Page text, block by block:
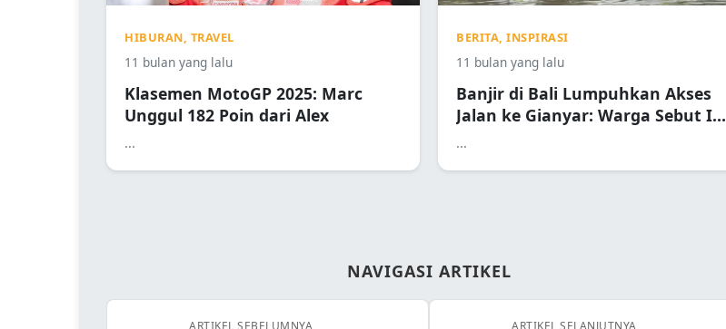
HIBURAN, TRAVEL
11 bulan yang lalu
Klasemen MotoGP 2025: Marc
Unggul 182 Poin dari Alex
...
BERITA, INSPIRASI
11 bulan yang lalu
Banjir di Bali Lumpuhkan Akses
Jalan ke Gianyar: Warga Sebut Ini
...
NAVIGASI ARTIKEL